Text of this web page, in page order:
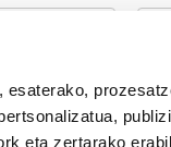
eta zertarako